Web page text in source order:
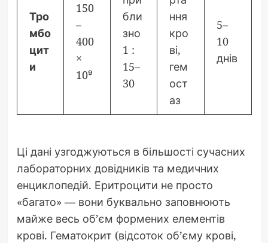
Тро
мбо
цит
и
150
–
400
×
10⁹
бли
зно
1 :
15–
30
ння
кро
ві,
гем
ост
аз
5–
10
днів
Ці дані узгоджуються в більшості сучасних
лабораторних довідників та медичних
енциклопедій. Еритроцити не просто
«багато» — вони буквально заповнюють
майже весь об’єм формених елементів
крові. Гематокрит (відсоток об’єму крові,